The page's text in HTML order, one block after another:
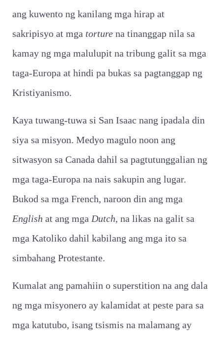
ang kuwento ng kanilang mga hirap at
sakripisyo at mga torture na tinanggap nila sa
kamay ng mga malulupit na tribung galit sa mga
taga-Europa at hindi pa bukas sa pagtanggap ng
Kristiyanismo.
Kaya tuwang-tuwa si San Isaac nang ipadala din
siya sa misyon. Medyo magulo noon ang
sitwasyon sa Canada dahil sa pagtutunggalian ng
mga taga-Europa na nais sakupin ang lugar.
Bukod sa mga French, naroon din ang mga
English at ang mga Dutch, na likas na galit sa
mga Katoliko dahil kabilang ang mga ito sa
simbahang Protestante.
Kumalat ang pamahiin o superstition na ang dala
ng mga misyonero ay kalamidat at peste para sa
mga katutubo, isang tsismis na malamang ay